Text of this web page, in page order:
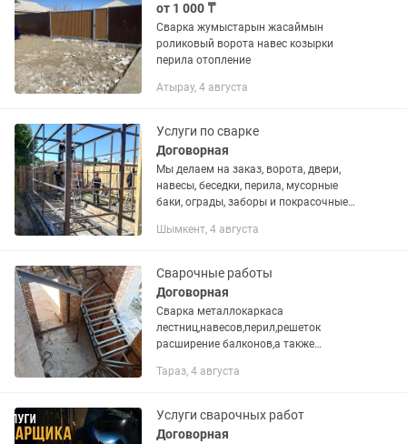
от 1 000 ₸
Сварка жумыстарын жасаймын
роликовый ворота навес козырки
перила отопление
Атырау, 4 августа
Услуги по сварке
Договорная
Мы делаем на заказ, ворота, двери,
навесы, беседки, перила, мусорные
баки, ограды, заборы и покрасочные
Шымкент, 4 августа
Сварочные работы
Договорная
Сварка металлокаркаса
лестниц,навесов,перил,решеток
расширение балконов,а также
пожарных лестниц
Тараз, 4 августа
Услуги сварочных работ
Договорная